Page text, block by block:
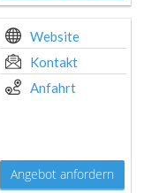
Website
Kontakt
Anfahrt
Angebot anfordern